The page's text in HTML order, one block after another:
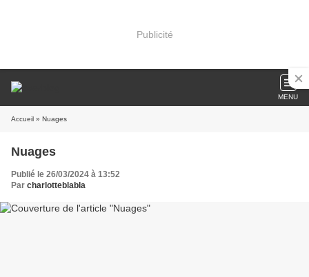
Publicité
MENU
Accueil » Nuages
Nuages
Publié le 26/03/2024 à 13:52
Par charlotteblabla